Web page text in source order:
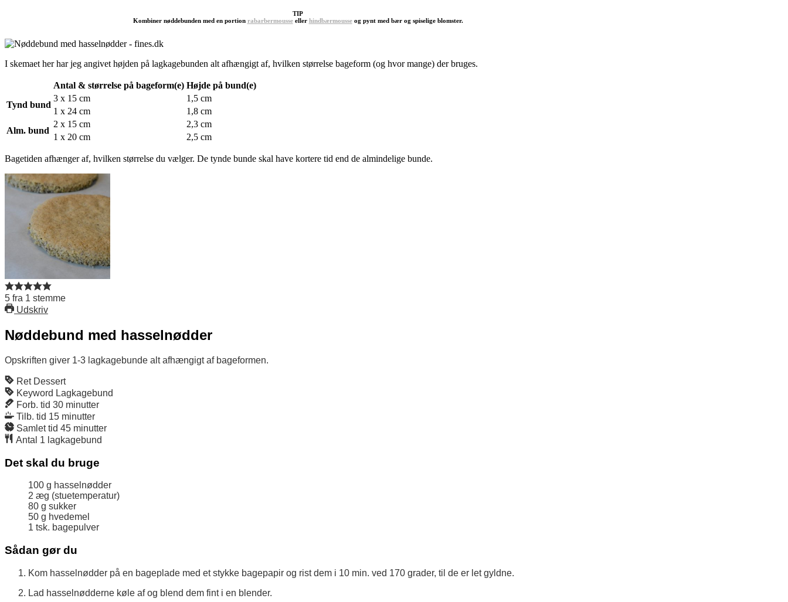
TIP
Kombiner nøddebunden med en portion rabarbermousseeller hindbærmousseog pynt med bær og spiselige blomster.
I skemaet her har jeg angivet højden på lagkagebunden alt afhængigt af, hvilken størrelse bageform (og hvor mange) der bruges.
Antal & størrelse på bageform(e) Højde på bund(e)
Tynd bund
3 x 15 cm
1,5 cm
1 x 24 cm
1,8 cm
Alm. bund
2 x 15 cm
2,3 cm
1 x 20 cm
2,5 cm
Bagetiden afhænger af, hvilken størrelse du vælger. De tynde bunde skal have kortere tid end de almindelige bunde.
5 fra 1 stemme
Udskriv
Nøddebund med hasselnødder
Opskriften giver 1-3 lagkagebunde alt afhængigt af bageformen.
Ret Dessert
Keyword Lagkagebund
Forb. tid 30 minutter
Tilb. tid 15 minutter
Samlet tid 45 minutter
Antal 1 lagkagebund
Det skal du bruge
100 g hasselnødder
2 æg (stuetemperatur)
80 g sukker
50 g hvedemel
1 tsk. bagepulver
Sådan gør du
Kom hasselnødder på en bageplade med et stykke bagepapir og rist dem i 10 min. ved 170 grader, til de er let gyldne.
Lad hasselnødderne køle af og blend dem fint i en blender.